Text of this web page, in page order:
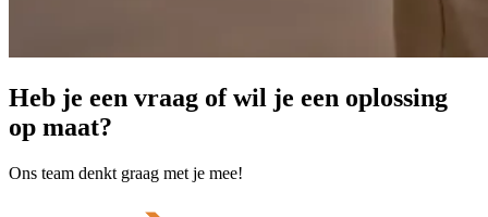
Heb je een vraag of wil je een oplossing
op maat?
Ons team denkt graag met je mee!